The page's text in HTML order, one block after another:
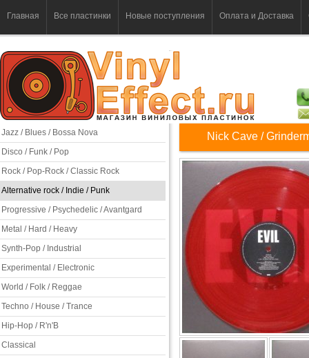
Главная Все пластинки Новые поступления Оплата и Доставка
Jazz / Blues / Bossa Nova
Disco / Funk / Pop
Rock / Pop-Rock / Classic Rock
Alternative rock / Indie / Punk
Progressive / Psychedelic / Avantgard
Metal / Hard / Heavy
Synth-Pop / Industrial
Experimental / Electronic
World / Folk / Reggae
Techno / House / Trance
Hip-Hop / R'n'B
Classical
Nick Cave /